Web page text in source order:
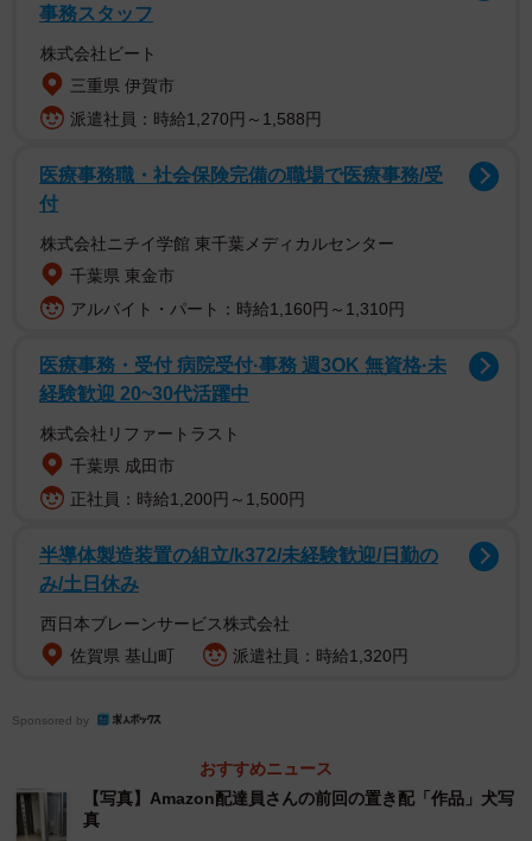
Amazonの配達員さんから届いた「新作」。「置き配完了」のお知らせ写
事務スタッフ
株式会社ビート
三重県 伊賀市
派遣社員：時給1,270円～1,588円
医療事務職・社会保険完備の職場で医療事務/受
付
株式会社ニチイ学館 東千葉メディカルセンター
千葉県 東金市
アルバイト・パート：時給1,160円～1,310円
医療事務・受付 病院受付·事務 週3OK 無資格·未
経験歓迎 20~30代活躍中
株式会社リファートラスト
千葉県 成田市
正社員：時給1,200円～1,500円
半導体製造装置の組立/k372/未経験歓迎/日勤の
み/土日休み
西日本ブレーンサービス株式会社
佐賀県 基山町
派遣社員：時給1,320円
Sponsored by
おすすめニュース
【写真】Amazon配達員さんの前回の置き配「作品」犬写
真